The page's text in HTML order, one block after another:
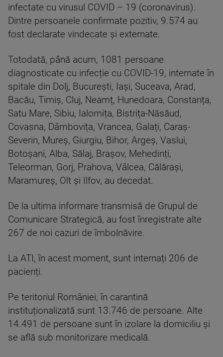
infectate cu virusul COVID – 19 (coronavirus).
Dintre persoanele confirmate pozitiv, 9.574 au
fost declarate vindecate și externate.
Totodată, până acum, 1081 persoane
diagnosticate cu infecție cu COVID-19, internate în
spitale din Dolj, București, Iași, Suceava, Arad,
Bacău, Timiș, Cluj, Neamț, Hunedoara, Constanța,
Satu Mare, Sibiu, Ialomița, Bistrița-Năsăud,
Covasna, Dâmbovița, Vrancea, Galați, Caraș-
Severin, Mureș, Giurgiu, Bihor, Argeș, Vaslui,
Botoșani, Alba, Sălaj, Brașov, Mehedinți,
Teleorman, Gorj, Prahova, Vâlcea, Călărași,
Maramureș, Olt și Ilfov, au decedat.
De la ultima informare transmisă de Grupul de
Comunicare Strategică, au fost înregistrate alte
267 de noi cazuri de îmbolnăvire.
La ATI, în acest moment, sunt internați 206 de
pacienți.
Pe teritoriul României, în carantină
instituționalizată sunt 13.746 de persoane. Alte
14.491 de persoane sunt în izolare la domiciliu și
se află sub monitorizare medicală.